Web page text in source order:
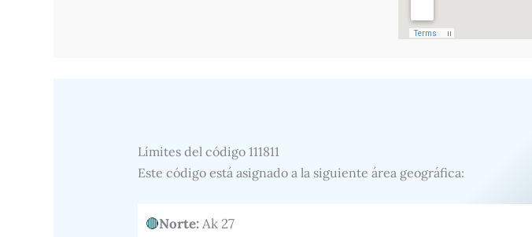
Límites del código 111811
Este código está asignado a la siguiente área geográfica:
Norte:Ak 27